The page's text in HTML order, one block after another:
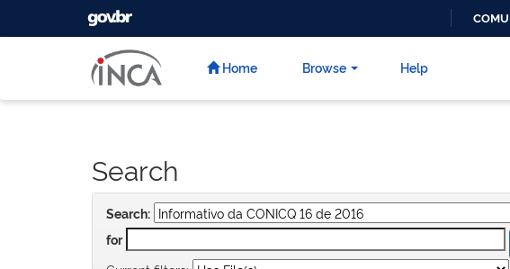
GOVBR
Home Browse Help
Search
Search:
for